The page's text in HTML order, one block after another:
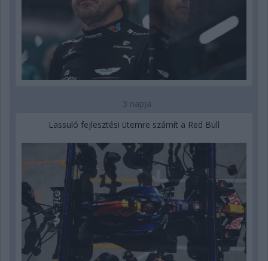
3 napja
Lassuló fejlesztési ütemre számít a Red Bull